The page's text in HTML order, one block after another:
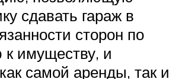
сдавать гараж в
сторон по
имуществу, и
самой аренды, так и